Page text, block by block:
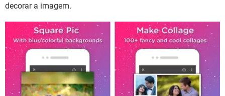
decorar a imagem.